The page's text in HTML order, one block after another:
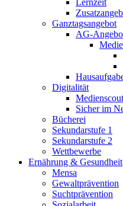
Lernzeit
Ganztagsangebot
AG-
Digitalität
Sicher im
Bücherei
Sekundarstufe 1
Sekundarstufe 2
Wettbewerbe
Ernährung & Gesundheit
Mensa
Gewaltprävention
Suchtprävention